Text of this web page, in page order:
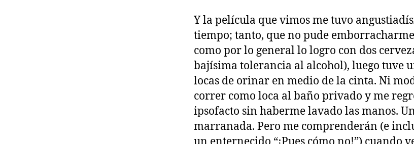
Y la película que vimos me tuvo
tiempo; tanto, que no pude
como por lo general lo logro con dos
bajísima tolerancia al alcohol), luego tuve
locas de orinar en medio de la cinta. Ni
correr como loca al baño privado y me
ipsofacto sin haberme lavado las manos.
marranada. Pero me comprenderán (e